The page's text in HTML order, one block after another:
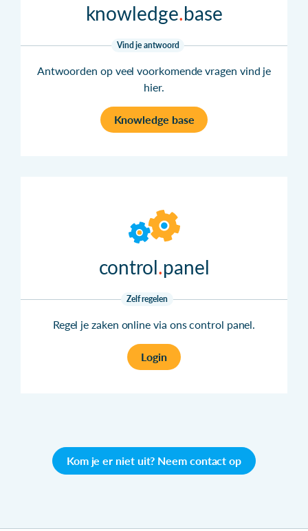
knowledge base
Vind je antwoord
Antwoorden op veel voorkomende vragen vind je
hier.
Knowledge base
control panel
Zelf regelen
Regel je zaken online via ons control panel.
Login
Kom je er niet uit? Neem contact op